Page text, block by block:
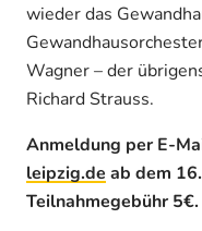
wieder das
Wagner – der
Richard Strauss.
Anmeldung per E-
leipzig.de ab dem
Teilnahmegebühr 5€.